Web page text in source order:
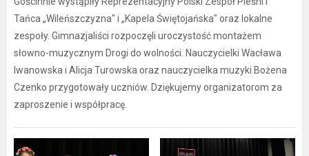
Tańca „Wileńszczyzna" i „Kapela Świętojańska" oraz lokalne
zespoły. Gimnazjaliści rozpoczęli uroczystość montażem
słowno-muzycznym Drogi do wolności. Nauczycielki Wacława
Iwanowska i Alicja Turowska oraz nauczycielka muzyki Bożena
Czenko przygotowały uczniów. Dziękujemy organizatorom za
zaproszenie i współpracę.